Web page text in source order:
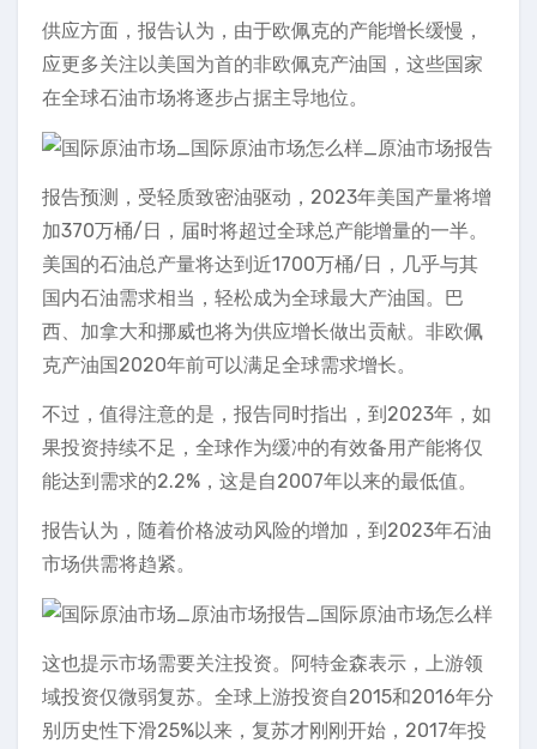
供应方面，报告认为，由于欧佩克的产能增长缓慢，
应更多关注以美国为首的非欧佩克产油国，这些国家
在全球石油市场将逐步占据主导地位。
报告预测，受轻质致密油驱动，2023年美国产量将增
加370万桶/日，届时将超过全球总产能增量的一半。
美国的石油总产量将达到近1700万桶/日，几乎与其
国内石油需求相当，轻松成为全球最大产油国。巴
西、加拿大和挪威也将为供应增长做出贡献。非欧佩
克产油国2020年前可以满足全球需求增长。
不过，值得注意的是，报告同时指出，到2023年，如
果投资持续不足，全球作为缓冲的有效备用产能将仅
能达到需求的2.2%，这是自2007年以来的最低值。
报告认为，随着价格波动风险的增加，到2023年石油
市场供需将趋紧。
这也提示市场需要关注投资。阿特金森表示，上游领
域投资仅微弱复苏。全球上游投资自2015和2016年分
别历史性下滑25%以来，复苏才刚刚开始，2017年投